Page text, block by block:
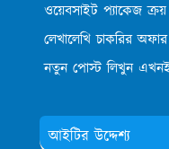
ওয়েবসাইট প্যাকেজ ক্রয়
লেখালেখি চাকরির অফার
নতুন পোস্ট লিখুন
আইটির উদ্দেশ্য